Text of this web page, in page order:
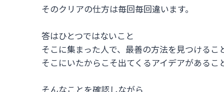
そのクリアの仕方は毎回毎回違います。
答はひとつではないこと
そこに集まった人で、最善の方法を見つけるこ
そこにいたからこそ出てくるアイデアがあるこ
そんなことを確認しながら